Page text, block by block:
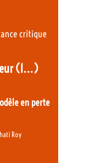
critique
(1…)
en perte
Roy